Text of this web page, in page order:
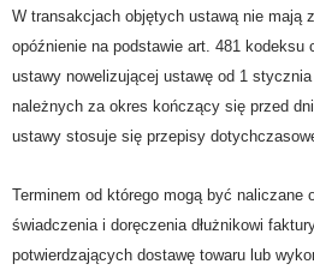
W transakcjach objętych ustawą nie mają
opóźnienie na podstawie art. 481 kodeksu
ustawy nowelizującej ustawę od 1
należnych za okres kończący się przed
ustawy stosuje się przepisy
Terminem od którego mogą być naliczane
świadczenia i doręczenia dłużnikowi
potwierdzających dostawę towaru lub